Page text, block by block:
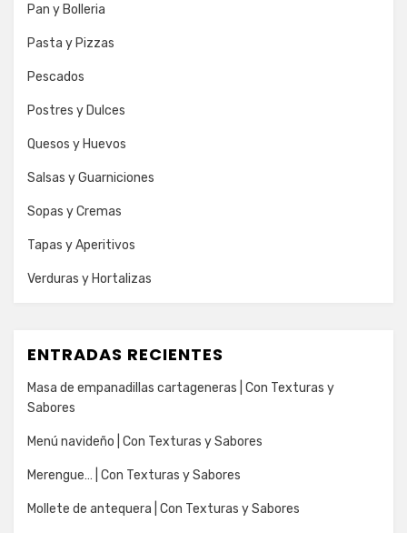
Pan y Bolleria
Pasta y Pizzas
Pescados
Postres y Dulces
Quesos y Huevos
Salsas y Guarniciones
Sopas y Cremas
Tapas y Aperitivos
Verduras y Hortalizas
ENTRADAS RECIENTES
Masa de empanadillas cartageneras | Con Texturas y
Sabores
Menú navideño | Con Texturas y Sabores
Merengue… | Con Texturas y Sabores
Mollete de antequera | Con Texturas y Sabores